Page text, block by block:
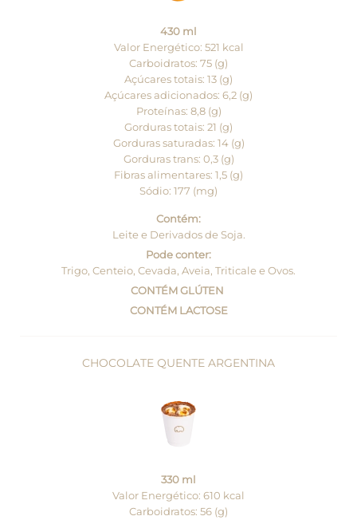
430 ml
Valor Energético: 521 kcal
Carboidratos: 75 (g)
Açúcares totais: 13 (g)
Açúcares adicionados: 6,2 (g)
Proteínas: 8,8 (g)
Gorduras totais: 21 (g)
Gorduras saturadas: 14 (g)
Gorduras trans: 0,3 (g)
Fibras alimentares: 1,5 (g)
Sódio: 177 (mg)
Contém:
Leite e Derivados de Soja.
Pode conter:
Trigo, Centeio, Cevada, Aveia, Triticale e Ovos.
CONTÉM GLÚTEN
CONTÉM LACTOSE
CHOCOLATE QUENTE ARGENTINA
330 ml
Valor Energético: 610 kcal
Carboidratos: 56 (g)